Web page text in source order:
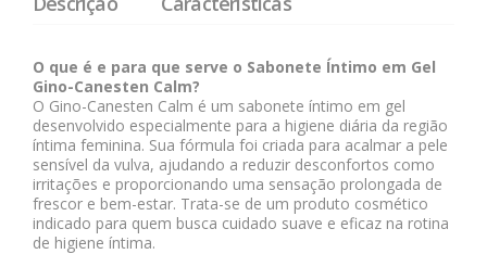
O que é e para que serve o Sabonete Íntimo em Gel
Gino-Canesten Calm?
O Gino-Canesten Calm é um sabonete íntimo em gel
desenvolvido especialmente para a higiene diária da região
íntima feminina. Sua fórmula foi criada para acalmar a pele
sensível da vulva, ajudando a reduzir desconfortos como
irritações e proporcionando uma sensação prolongada de
frescor e bem-estar. Trata-se de um produto cosmético
indicado para quem busca cuidado suave e eficaz na rotina
de higiene íntima.